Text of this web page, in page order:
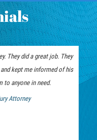
They did a great job. They
kept me informed of his
to anyone in need.
Attorney